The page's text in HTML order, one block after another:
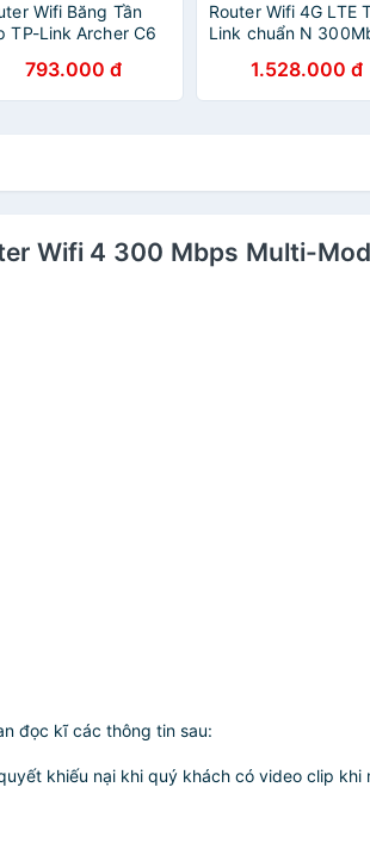
Wifi Băng Tần
TP-Link Archer C6
- Hàng Chính
793.000 đ
Router Wifi 4G LTE
Link chuẩn N
1.528.000 đ
Wifi 4 300 Mbps Multi-
đọc kĩ các thông tin sau:
khiếu nại khi quý khách có video clip khi